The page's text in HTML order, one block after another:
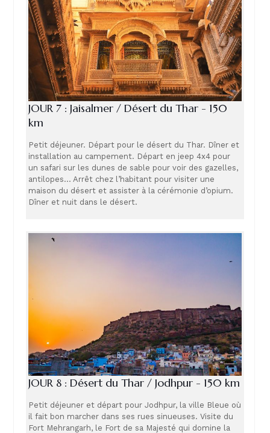
JOUR 7 : Jaisalmer / Désert du Thar - 150
km
Petit déjeuner. Départ pour le désert du Thar. Dîner et
installation au campement. Départ en jeep 4x4 pour
un safari sur les dunes de sable pour voir des gazelles,
antilopes… Arrêt chez l’habitant pour visiter une
maison du désert et assister à la cérémonie d’opium.
Dîner et nuit dans le désert.
JOUR 8 : Désert du Thar / Jodhpur - 150 km
Petit déjeuner et départ pour Jodhpur, la ville Bleue où
il fait bon marcher dans ses rues sinueuses. Visite du
Fort Mehrangarh, le Fort de sa Majesté qui domine la